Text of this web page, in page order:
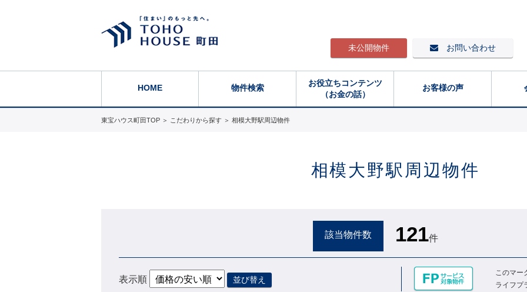
未公開物件 お問い合わせ
HOME 物件検索
お役立ちコンテンツ
（お金の話）
お客様の声
東宝ハウス町田TOP ＞ こだわりから探す ＞ 相模大野駅周辺物件
相模大野駅周辺物件
該当物件数 121件
表示順 並び替え
このマー
ライフプ